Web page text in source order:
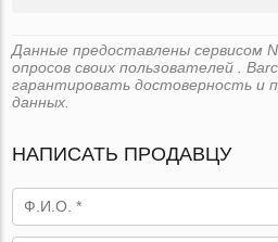
Данные предоставлены сервисом
опросов своих пользователей .
гарантировать достоверность и
данных.
НАПИСАТЬ ПРОДАВЦУ